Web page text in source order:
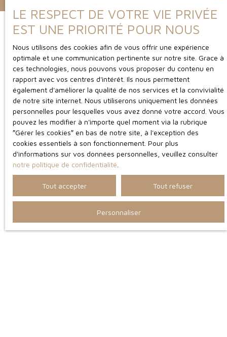
LE RESPECT DE VOTRE VIE PRIVÉE
EST UNE PRIORITÉ POUR NOUS
Nous utilisons des cookies afin de vous offrir une expérience
optimale et une communication pertinente sur notre site. Grace à
ces technologies, nous pouvons vous proposer du contenu en
rapport avec vos centres d'intérêt. Ils nous permettent
également d'améliorer la qualité de nos services et la convivialité
de notre site internet. Nous utiliserons uniquement les données
personnelles pour lesquelles vous avez donné votre accord. Vous
pouvez les modifier à n'importe quel moment via la rubrique
″Gérer les cookies″ en bas de notre site, à l'exception des
cookies essentiels à son fonctionnement. Pour plus
d'informations sur vos données personnelles, veuillez consulter
notre politique de confidentialité
Tout accepter Tout refuser
Personnaliser